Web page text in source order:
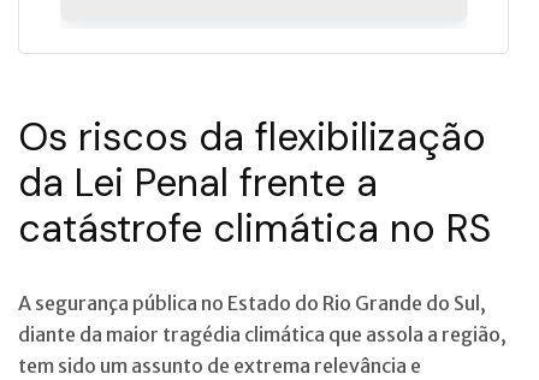
Os riscos da flexibilização
da Lei Penal frente a
catástrofe climática no RS
A segurança pública no Estado do Rio Grande do Sul,
diante da maior tragédia climática que assola a região,
tem sido um assunto de extrema relevância e